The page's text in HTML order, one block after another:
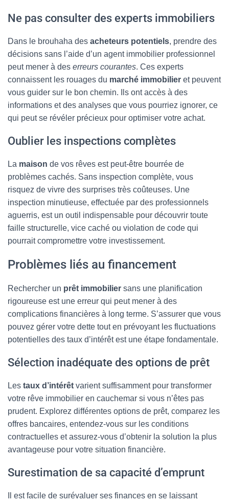
Ne pas consulter des experts immobiliers
Dans le brouhaha des acheteurs potentiels, prendre des
décisions sans l’aide d’un agent immobilier professionnel
peut mener à des erreurs courantes. Ces experts
connaissent les rouages du marché immobilier et peuvent
vous guider sur le bon chemin. Ils ont accès à des
informations et des analyses que vous pourriez ignorer, ce
qui peut se révéler précieux pour optimiser votre achat.
Oublier les inspections complètes
La maison de vos rêves est peut-être bourrée de
problèmes cachés. Sans inspection complète, vous
risquez de vivre des surprises très coûteuses. Une
inspection minutieuse, effectuée par des professionnels
aguerris, est un outil indispensable pour découvrir toute
faille structurelle, vice caché ou violation de code qui
pourrait compromettre votre investissement.
Problèmes liés au financement
Rechercher un prêt immobilier sans une planification
rigoureuse est une erreur qui peut mener à des
complications financières à long terme. S’assurer que vous
pouvez gérer votre dette tout en prévoyant les fluctuations
potentielles des taux d’intérêt est une étape fondamentale.
Sélection inadéquate des options de prêt
Les taux d’intérêt varient suffisamment pour transformer
votre rêve immobilier en cauchemar si vous n’êtes pas
prudent. Explorez différentes options de prêt, comparez les
offres bancaires, entendez-vous sur les conditions
contractuelles et assurez-vous d’obtenir la solution la plus
avantageuse pour votre situation financière.
Surestimation de sa capacité d’emprunt
Il est facile de surévaluer ses finances en se laissant